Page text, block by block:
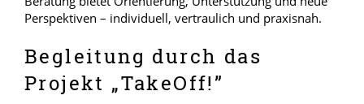
Perspektiven – individuell, vertraulich und praxisnah.
Begleitung durch das
Projekt „TakeOff!”